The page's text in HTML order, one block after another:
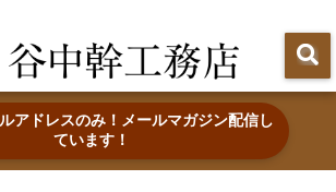
アドレスのみ！メールマガジン配信し
ています！